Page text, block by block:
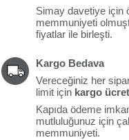
Simay davetiye için
memmuniyeti
fiyatlar ile birleşti.
Kargo Bedava
Vereceğiniz her
limit için kargo
Kapıda ödeme
mutluluğunuz için
memmuniyeti.